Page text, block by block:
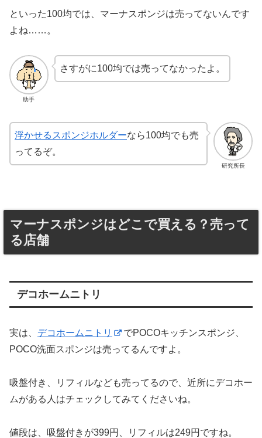
といった100均では、マーナスポンジは売ってないんです
よね……。
助手
さすがに100均では売ってなかったよ。
研究所長
浮かせるスポンジホルダーなら100均でも売
ってるぞ。
マーナスポンジはどこで買える？売って
る店舗
デコホームニトリ
実は、 デコホームニトリ
でPOCOキッチンスポンジ、
POCO洗面スポンジは売ってるんですよ。
吸盤付き、リフィルなども売ってるので、近所にデコホー
ムがある人はチェックしてみてくださいね。
値段は、吸盤付きが399円、リフィルは249円ですね。